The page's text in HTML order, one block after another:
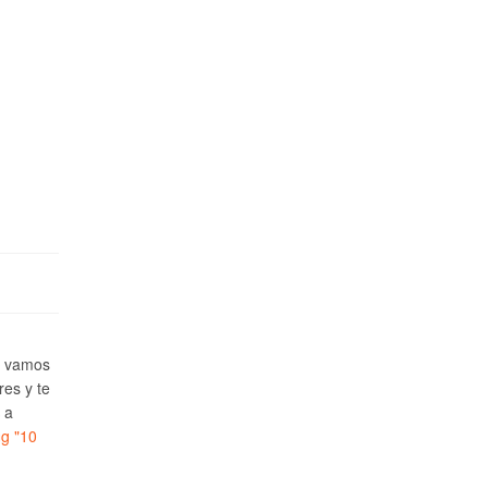
y te
a
"10